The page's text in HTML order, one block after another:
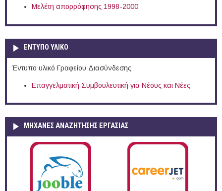
Μελέτη απορρόφησης 1998-2000
ΕΝΤΥΠΟ ΥΛΙΚΟ
Έντυπο υλικό Γραφείου Διασύνδεσης
Επαγγελματική Συμβουλευτική για Νέους και Νέες
ΜΗΧΑΝΕΣ ΑΝΑΖΗΤΗΣΗΣ ΕΡΓΑΣΙΑΣ